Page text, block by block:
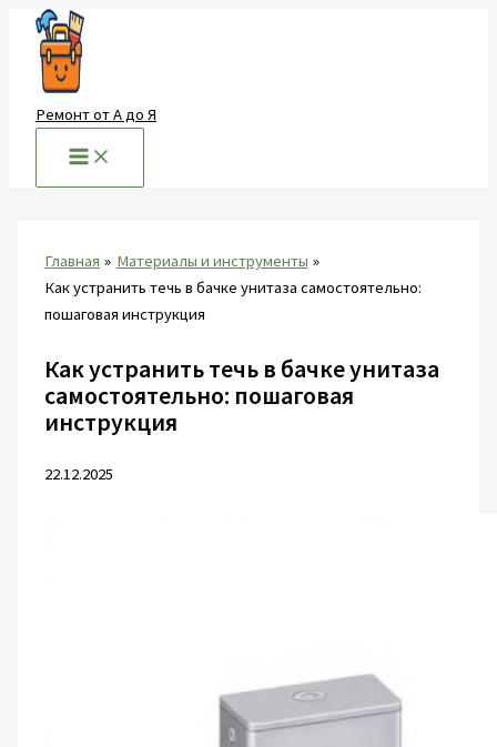
Перейти
содержимому
Ремонт от А до Я
Главная
Материалы и инструменты
Как устранить течь в бачке унитаза самостоятельно:
пошаговая инструкция
Как устранить течь в бачке унитаза
самостоятельно: пошаговая
инструкция
22.12.2025